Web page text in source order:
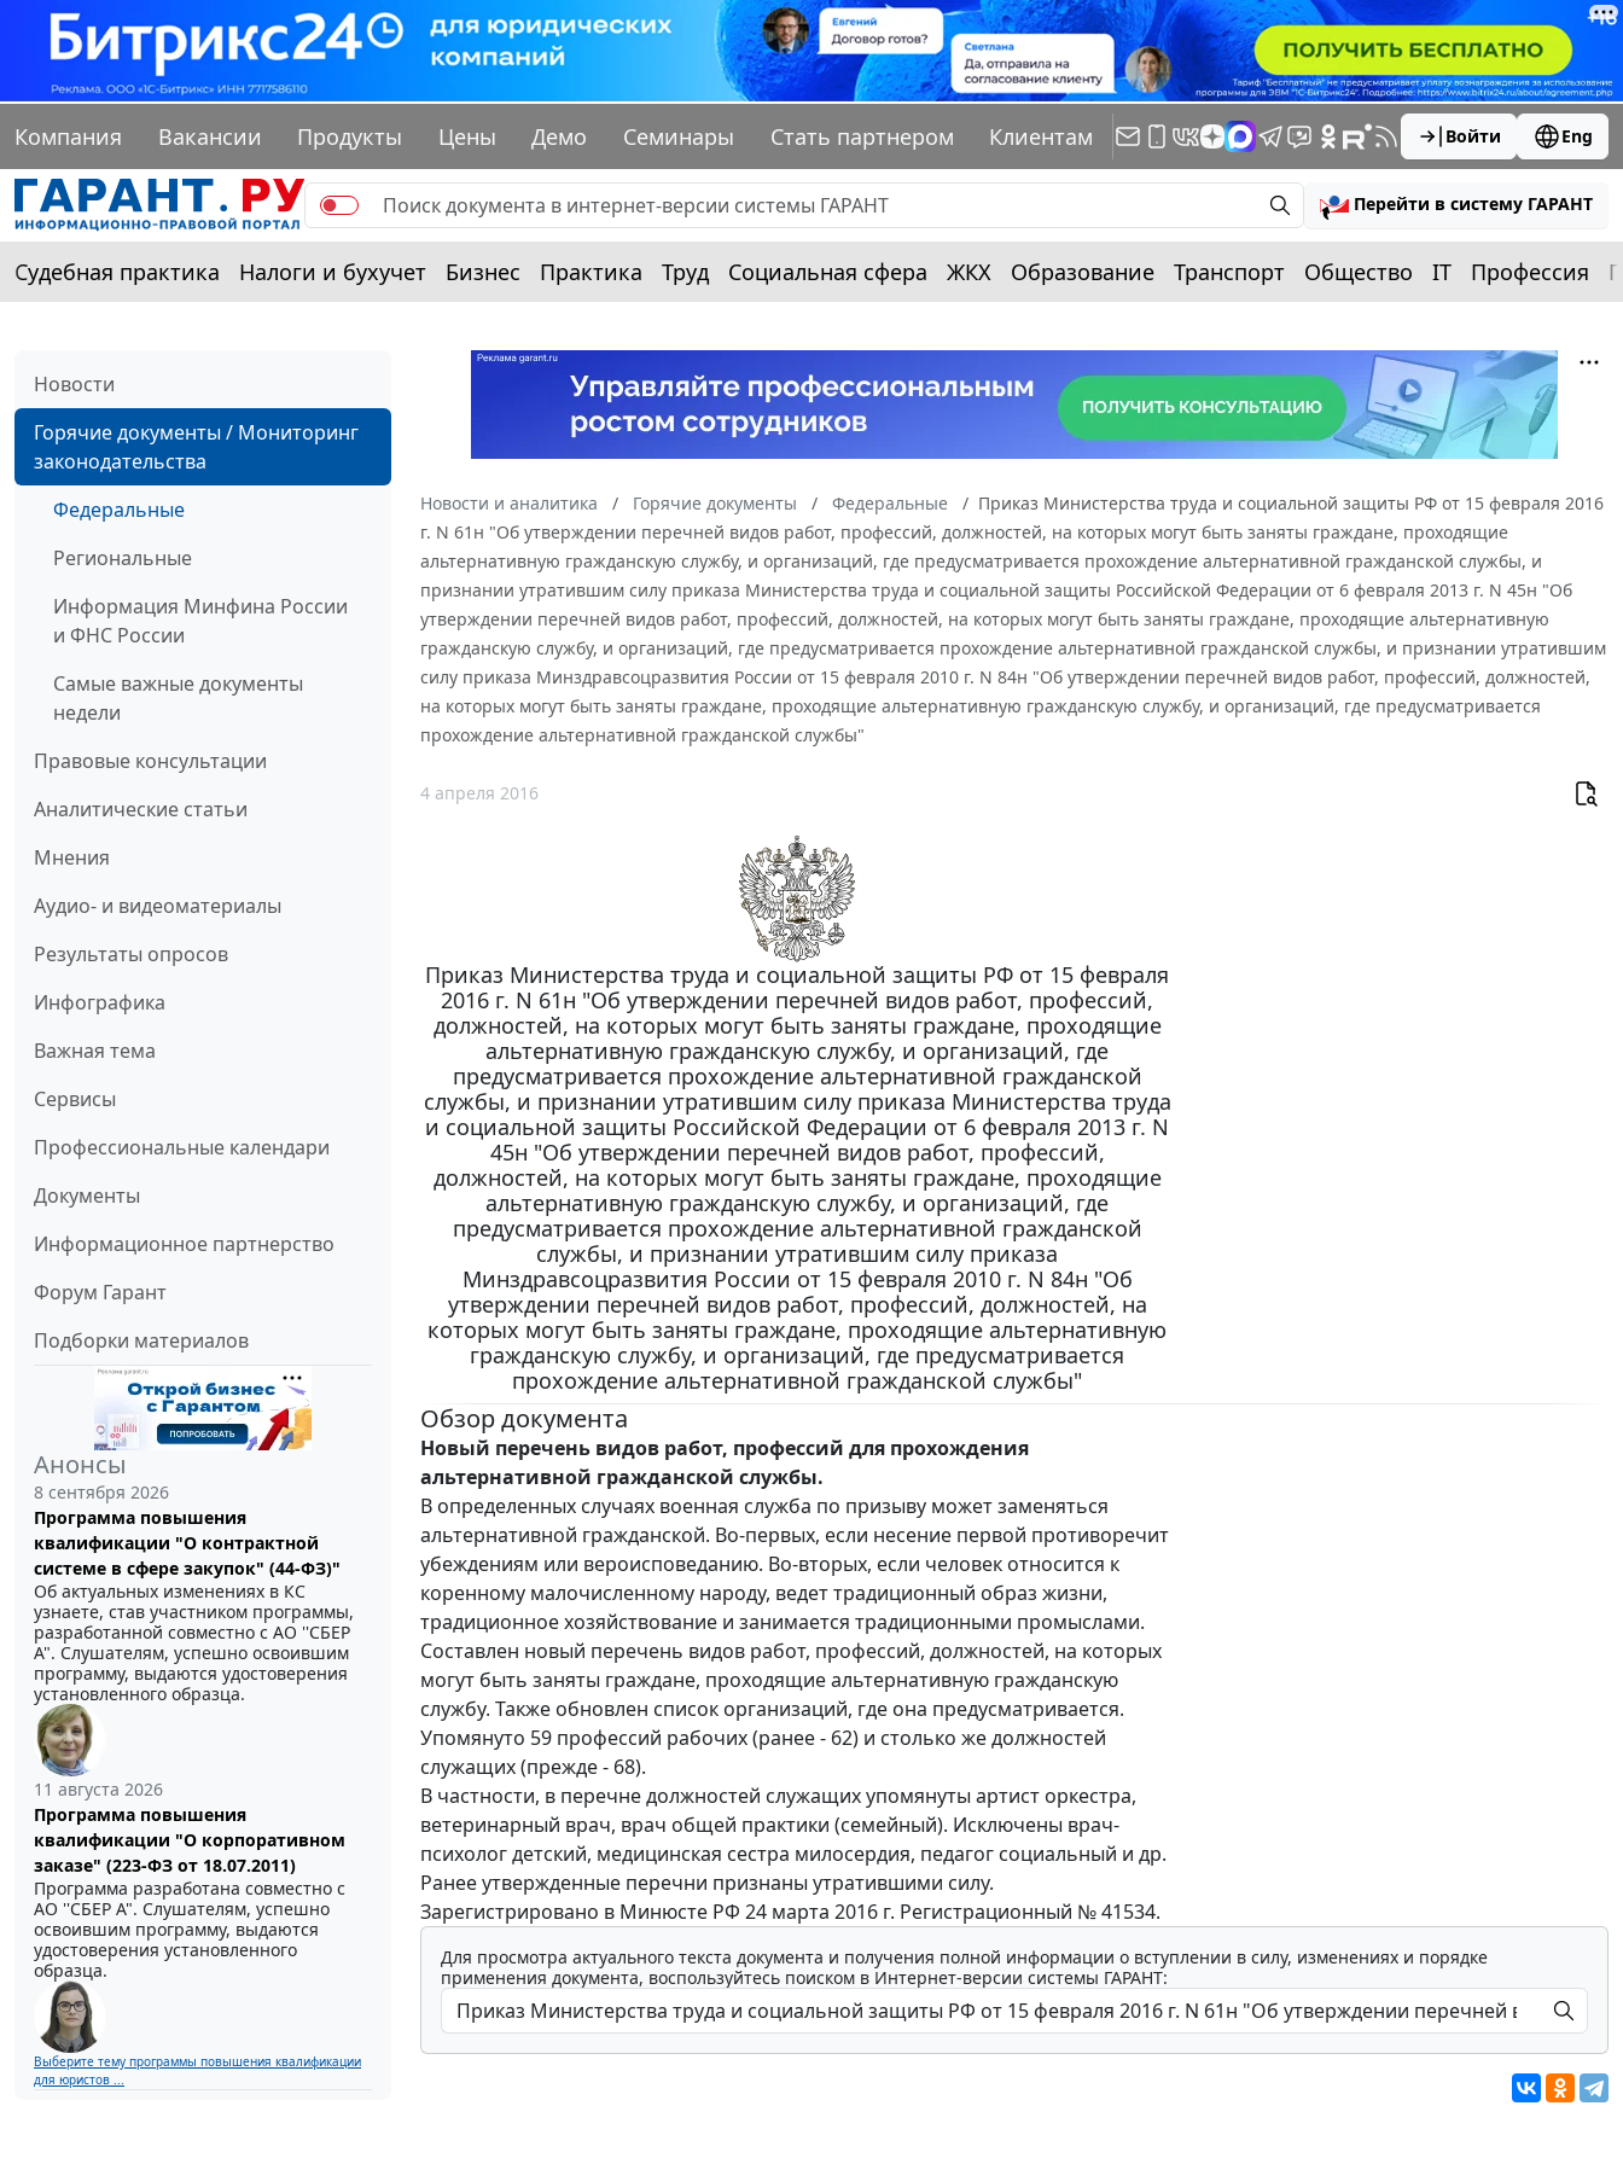
Компания Вакансии Продукты Цены Демо Семинары Стать партнером Клиентам Войти Eng
Перейти в систему ГАРАНТ
Судебная практика Налоги и бухучет Бизнес Практика Труд Социальная сфера ЖКХ Образование Транспорт Общество IT Профессия
Новости
Горячие документы / Мониторинг
законодательства
Федеральные
Региональные
Информация Минфина России
и ФНС России
Самые важные документы
недели
Правовые консультации
Аналитические статьи
Мнения
Аудио- и видеоматериалы
Результаты опросов
Инфографика
Важная тема
Сервисы
Профессиональные календари
Документы
Информационное партнерство
Форум Гарант
Подборки материалов
Анонсы
8 сентября 2026
Программа повышения
квалификации "О контрактной
системе в сфере закупок" (44-ФЗ)"
Об актуальных изменениях в КС
узнаете, став участником программы,
разработанной совместно с АО ''СБЕР
А". Слушателям, успешно освоившим
программу, выдаются удостоверения
установленного образца.
11 августа 2026
Программа повышения
квалификации "О корпоративном
заказе" (223-ФЗ от 18.07.2011)
Программа разработана совместно с
АО ''СБЕР А". Слушателям, успешно
освоившим программу, выдаются
удостоверения установленного
образца.
Выберите тему программы повышения квалификации
для юристов ...
Новости и аналитика Горячие документы Федеральные
Приказ Министерства труда и социальной защиты РФ от 15 февраля 2016
г. N 61н "Об утверждении перечней видов работ, профессий, должностей, на которых могут быть заняты граждане, проходящие
альтернативную гражданскую службу, и организаций, где предусматривается прохождение альтернативной гражданской службы, и
признании утратившим силу приказа Министерства труда и социальной защиты Российской Федерации от 6 февраля 2013 г. N 45н "Об
утверждении перечней видов работ, профессий, должностей, на которых могут быть заняты граждане, проходящие альтернативную
гражданскую службу, и организаций, где предусматривается прохождение альтернативной гражданской службы, и признании утратившим
силу приказа Минздравсоцразвития России от 15 февраля 2010 г. N 84н "Об утверждении перечней видов работ, профессий, должностей,
на которых могут быть заняты граждане, проходящие альтернативную гражданскую службу, и организаций, где предусматривается
прохождение альтернативной гражданской службы"
4 апреля 2016
Приказ Министерства труда и социальной защиты РФ от 15 февраля
2016 г. N 61н "Об утверждении перечней видов работ, профессий,
должностей, на которых могут быть заняты граждане, проходящие
альтернативную гражданскую службу, и организаций, где
предусматривается прохождение альтернативной гражданской
службы, и признании утратившим силу приказа Министерства труда
и социальной защиты Российской Федерации от 6 февраля 2013 г. N
45н "Об утверждении перечней видов работ, профессий,
должностей, на которых могут быть заняты граждане, проходящие
альтернативную гражданскую службу, и организаций, где
предусматривается прохождение альтернативной гражданской
службы, и признании утратившим силу приказа
Минздравсоцразвития России от 15 февраля 2010 г. N 84н "Об
утверждении перечней видов работ, профессий, должностей, на
которых могут быть заняты граждане, проходящие альтернативную
гражданскую службу, и организаций, где предусматривается
прохождение альтернативной гражданской службы"
Обзор документа
Новый перечень видов работ, профессий для прохождения
альтернативной гражданской службы.
В определенных случаях военная служба по призыву может заменяться
альтернативной гражданской. Во-первых, если несение первой противоречит
убеждениям или вероисповеданию. Во-вторых, если человек относится к
коренному малочисленному народу, ведет традиционный образ жизни,
традиционное хозяйствование и занимается традиционными промыслами.
Составлен новый перечень видов работ, профессий, должностей, на которых
могут быть заняты граждане, проходящие альтернативную гражданскую
службу. Также обновлен список организаций, где она предусматривается.
Упомянуто 59 профессий рабочих (ранее - 62) и столько же должностей
служащих (прежде - 68).
В частности, в перечне должностей служащих упомянуты артист оркестра,
ветеринарный врач, врач общей практики (семейный). Исключены врач-
психолог детский, медицинская сестра милосердия, педагог социальный и др.
Ранее утвержденные перечни признаны утратившими силу.
Зарегистрировано в Минюсте РФ 24 марта 2016 г. Регистрационный № 41534.
Для просмотра актуального текста документа и получения полной информации о вступлении в силу, изменениях и порядке
применения документа, воспользуйтесь поиском в Интернет-версии системы ГАРАНТ: